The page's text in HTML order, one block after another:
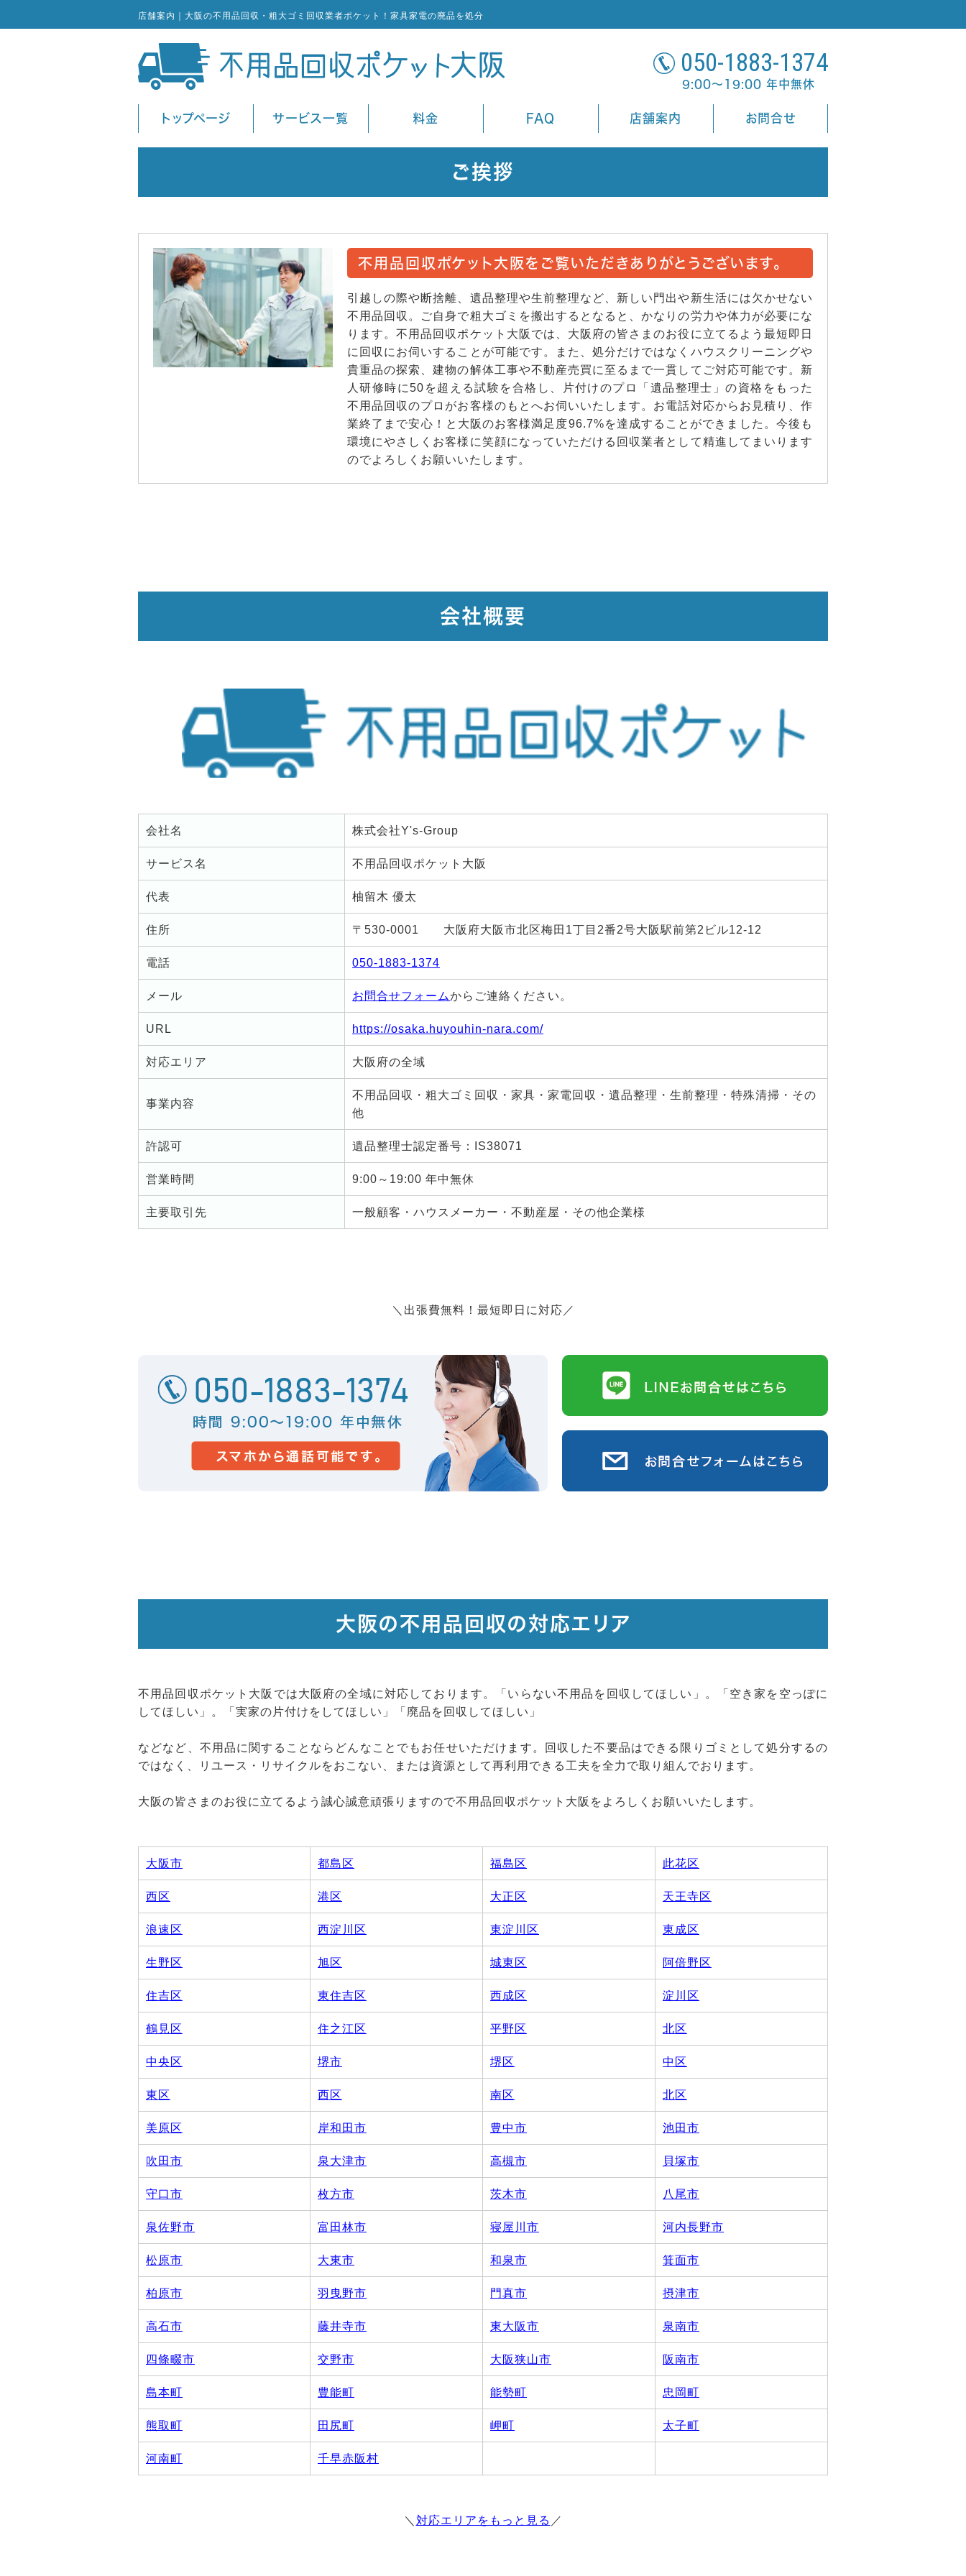
店舗案内｜大阪の不用品回収・粗大ゴミ回収業者ポケット！家具家電の廃品を処分
050-1883-1374
9:00～19:00 年中無休
トップページ サービス一覧 料金 FAQ 店舗案内 お問合せ
ご挨拶
不用品回収ポケット大阪をご覧いただきありがとうございます。
引越しの際や断捨離、遺品整理や生前整理など、新しい門出や新生活には欠かせない
不用品回収。ご自身で粗大ゴミを搬出するとなると、かなりの労力や体力が必要にな
ります。不用品回収ポケット大阪では、大阪府の皆さまのお役に立てるよう最短即日
に回収にお伺いすることが可能です。また、処分だけではなくハウスクリーニングや
貴重品の探索、建物の解体工事や不動産売買に至るまで一貫してご対応可能です。新
人研修時に50を超える試験を合格し、片付けのプロ「遺品整理士」の資格をもった
不用品回収のプロがお客様のもとへお伺いいたします。お電話対応からお見積り、作
業終了まで安心！と大阪のお客様満足度96.7%を達成することができました。今後も
環境にやさしくお客様に笑顔になっていただける回収業者として精進してまいります
のでよろしくお願いいたします。
会社概要
会社名 株式会社Y's-Group
サービス名 不用品回収ポケット大阪
代表 柚留木 優太
住所 〒530-0001 大阪府大阪市北区梅田1丁目2番2号大阪駅前第2ビル12-12
電話 050-1883-1374
メール お問合せフォームからご連絡ください。
URL https://osaka.huyouhin-nara.com/
対応エリア 大阪府の全域
事業内容
不用品回収・粗大ゴミ回収・家具・家電回収・遺品整理・生前整理・特殊清掃・その
他
許認可 遺品整理士認定番号：IS38071
営業時間 9:00～19:00 年中無休
主要取引先 一般顧客・ハウスメーカー・不動産屋・その他企業様
＼出張費無料！最短即日に対応／
大阪の不用品回収の対応エリア
不用品回収ポケット大阪では大阪府の全域に対応しております。「いらない不用品を回収してほしい」。「空き家を空っぽに
してほしい」。「実家の片付けをしてほしい」「廃品を回収してほしい」
などなど、不用品に関することならどんなことでもお任せいただけます。回収した不要品はできる限りゴミとして処分するの
ではなく、リユース・リサイクルをおこない、または資源として再利用できる工夫を全力で取り組んでおります。
大阪の皆さまのお役に立てるよう誠心誠意頑張りますので不用品回収ポケット大阪をよろしくお願いいたします。
大阪市 都島区 福島区 此花区
西区 港区 大正区 天王寺区
浪速区 西淀川区 東淀川区 東成区
生野区 旭区 城東区 阿倍野区
住吉区 東住吉区 西成区 淀川区
鶴見区 住之江区 平野区 北区
中央区 堺市 堺区 中区
東区 西区 南区 北区
美原区 岸和田市 豊中市 池田市
吹田市 泉大津市 高槻市 貝塚市
守口市 枚方市 茨木市 八尾市
泉佐野市 富田林市 寝屋川市 河内長野市
松原市 大東市 和泉市 箕面市
柏原市 羽曳野市 門真市 摂津市
高石市 藤井寺市 東大阪市 泉南市
四條畷市 交野市 大阪狭山市 阪南市
島本町 豊能町 能勢町 忠岡町
熊取町 田尻町 岬町 太子町
河南町 千早赤阪村
＼ 対応エリアをもっと見る ／